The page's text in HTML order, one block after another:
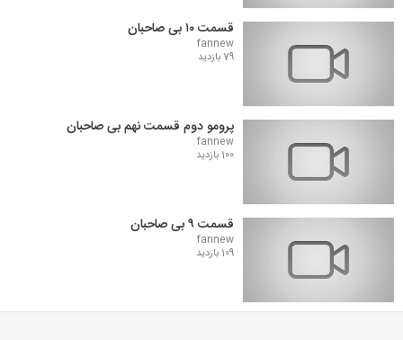
قسمت ۱۰ بی صاحبان
fannew
79 بازدید
پرومو دوم قسمت نهم بی صاحبان
fannew
100 بازدید
قسمت ۹ بی صاحبان
fannew
109 بازدید